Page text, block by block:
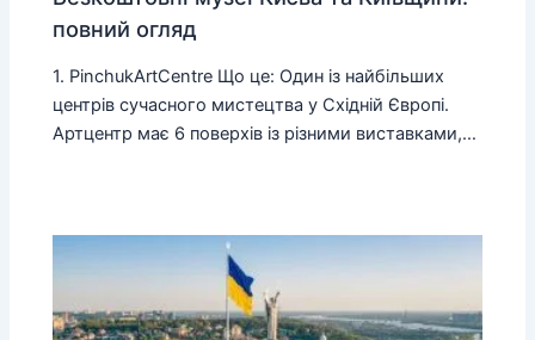
повний огляд
1. PinchukArtCentre Що це: Один із найбільших
центрів сучасного мистецтва у Східній Європі.
Артцентр має 6 поверхів із різними виставками,…